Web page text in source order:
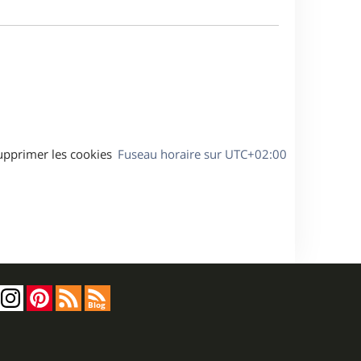
g
Fuseau horaire sur UTC+02:00
les cookies